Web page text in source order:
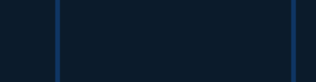
목표는 단기적인 체중 감량이 아닌, 환자가 평생 유지할 수 있는